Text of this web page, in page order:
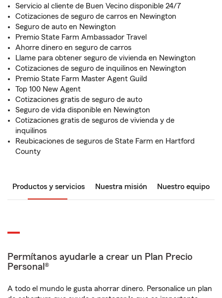
Servicio al cliente de Buen Vecino disponible 24/7
Cotizaciones de seguro de carros en Newington
Seguro de auto en Newington
Premio State Farm Ambassador Travel
Ahorre dinero en seguro de carros
Llame para obtener seguro de vivienda en Newington
Cotizaciones de seguro de inquilinos en Newington
Premio State Farm Master Agent Guild
Top 100 New Agent
Cotizaciones gratis de seguro de auto
Seguro de vida disponible en Newington
Cotizaciones gratis de seguros de vivienda y de
inquilinos
Reubicaciones de seguros de State Farm en Hartford
County
Productos y servicios Nuestra misión Nuestro equipo
Permítanos ayudarle a crear un Plan Precio
Personal®
A todo el mundo le gusta ahorrar dinero. Personalice un plan